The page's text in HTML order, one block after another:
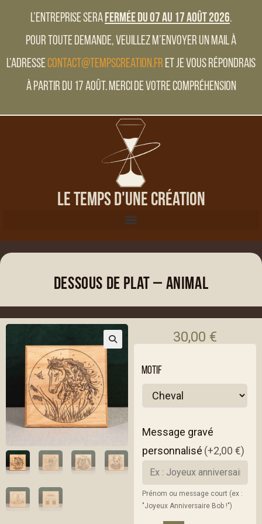
L’entreprise serafermée du 07 au 17 Août 2026.
Pour toute demande, veuillez m’envoyer un mail à
l’adressecontact@tempscreation.fr et je vous répondrais
à partir du 17 Août. Merci de votre compréhension
Le Temps d'une Création
Dessous de plat – Animal
30,00 €
MOTIF
Message gravé
personnalisé (+2,00 €)
Prénom ou message court (ex :
"Joyeux Anniversaire Bob !")